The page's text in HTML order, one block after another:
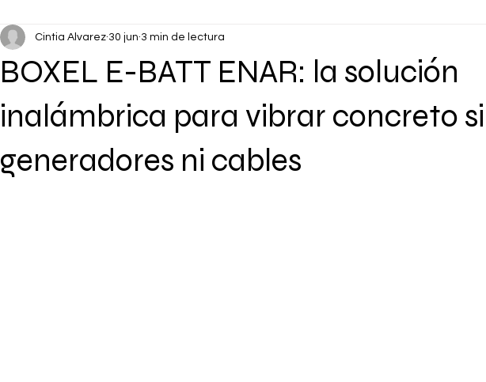
BOXEL E-BATT ENAR: la solución
inalámbrica para vibrar concreto
generadores ni cables
Cintia Alvarez 30 jun 3 min de lectura